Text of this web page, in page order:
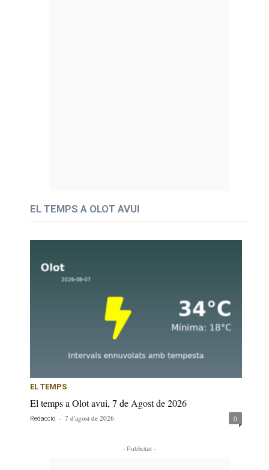
EL TEMPS A OLOT AVUI
EL TEMPS
El temps a Olot avui, 7 de Agost de 2026
Redacció - 7 d'agost de 2026 0
- Publicitat -